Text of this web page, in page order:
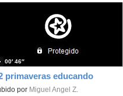
primaveras educando
educativo.
por Miguel Angel Z.
00′ 46″